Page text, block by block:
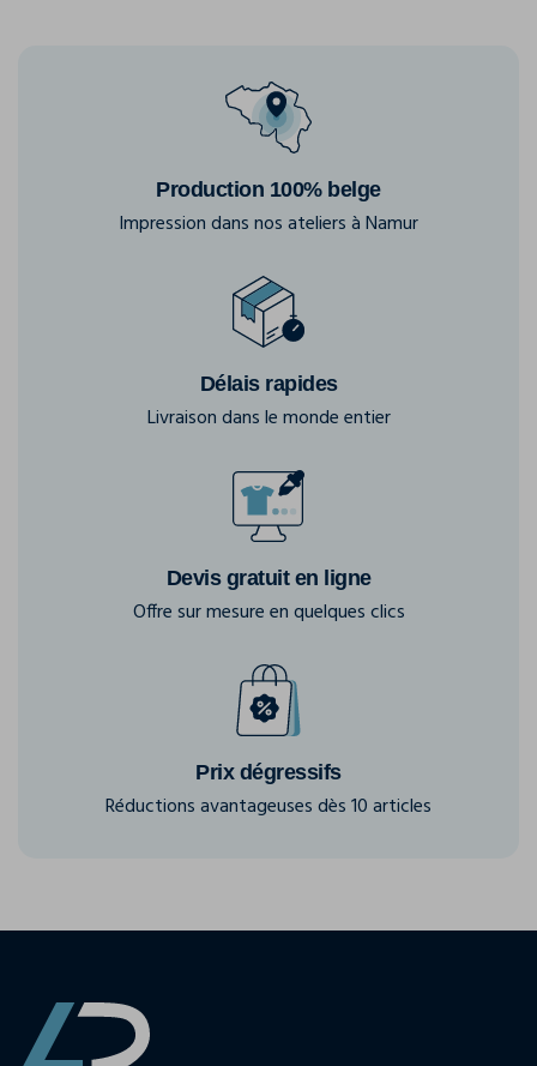
Production 100% belge
Impression dans nos ateliers à Namur
Délais rapides
Livraison dans le monde entier
Devis gratuit en ligne
Offre sur mesure en quelques clics
Prix dégressifs
Réductions avantageuses dès 10 articles